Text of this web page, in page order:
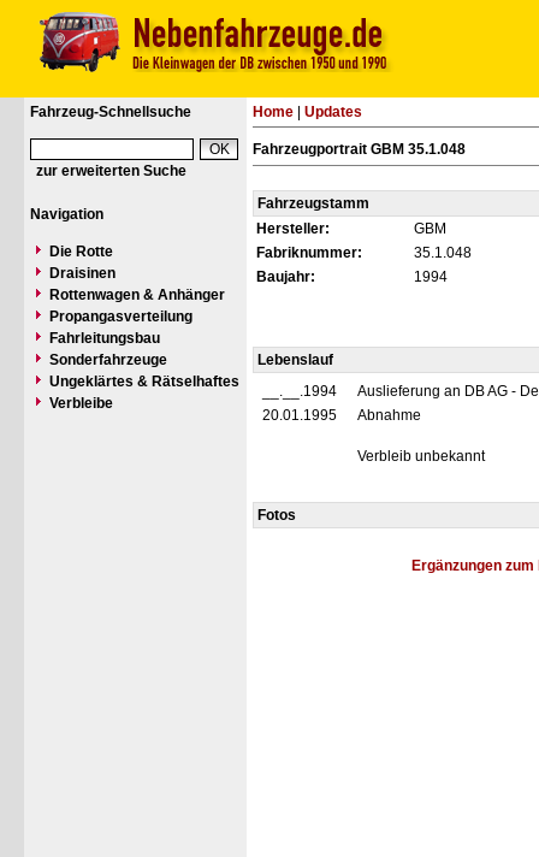
Fahrzeug-Schnellsuche
zur erweiterten Suche
Navigation
Die Rotte
Draisinen
Rottenwagen & Anhänger
Propangasverteilung
Fahrleitungsbau
Sonderfahrzeuge
Ungeklärtes & Rätselhaftes
Verbleibe
Home Updates
Fahrzeugportrait GBM 35.1.048
Fahrzeugstamm
Hersteller:
GBM
Fabriknummer:
35.1.048
Baujahr:
1994
Lebenslauf
__.__.1994
Auslieferung an DB AG -
20.01.1995
Abnahme
Verbleib unbekannt
Fotos
Ergänzungen